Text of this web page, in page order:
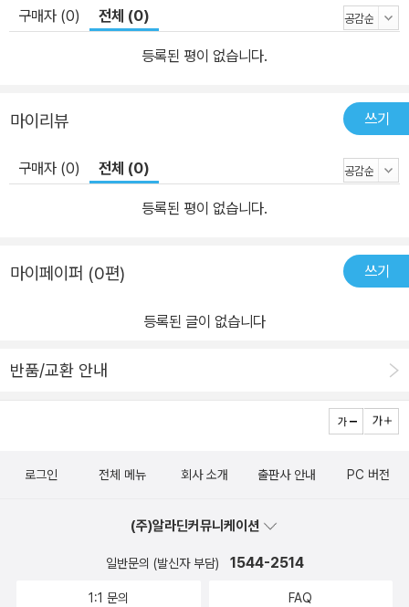
구매자 (0) 전체 (0)
등록된 평이 없습니다.
마이리뷰 쓰기
구매자 (0) 전체 (0)
등록된 평이 없습니다.
마이페이퍼 (0편) 쓰기
등록된 글이 없습니다
반품/교환 안내
로그인 전체 메뉴 회사 소개 출판사 안내 PC 버전
(주)알라딘커뮤니케이션
일반문의 (발신자 부담) 1544-2514
1:1 문의 FAQ